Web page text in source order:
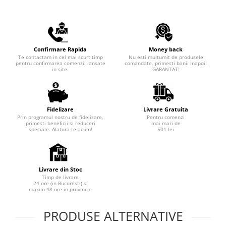
Confirmare Rapida
Te contactam in cel mai scurt timp
pentru confirmarea comenzii lansate
in site.
Money back
Nu esti multumit de produsele
comandate, primesti banii inapoi!
GARANTAT!
Fidelizare
Prin programul nostru de fidelizare,
primesti beneficii si reduceri
speciale. Alatura-te acum!
Livrare Gratuita
Pentru comenzi
mai mari de
501 lei
Livrare din Stoc
Timp de livrare
24 ore (in Bucuresti) si
maxim 48 ore in provincie
PRODUSE ALTERNATIVE